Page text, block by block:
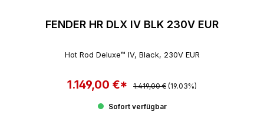
FENDER HR DLX IV BLK 230V EUR
Hot Rod Deluxe™ IV, Black, 230V EUR
Verkaufspreis:
1.149,00 €* Regulärer Preis:
1.419,00 € (19.03%)
Sofort verfügbar